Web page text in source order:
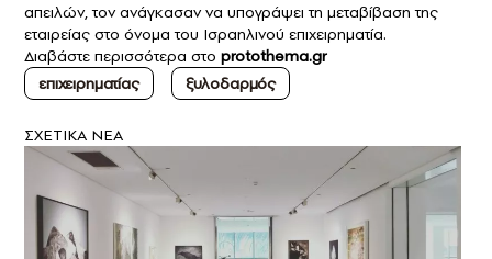
απειλών, τον ανάγκασαν να υπογράψει τη μεταβίβαση της
εταιρείας στο όνομα του Ισραηλινού επιχειρηματία.
Διαβάστε περισσότερα στο protothema.gr
επιχειρηματίας
ξυλοδαρμός
ΣXETIKA NEA